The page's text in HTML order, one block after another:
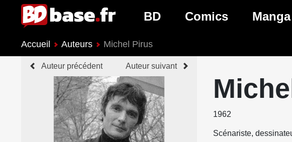
BD
Nouveautés BD
Prochaines sorties BD
Genres BD
Comics
Genres Comics
Manga
Genres
Accueil Auteurs Michel Pirus
Auteur précédent Auteur suivant
1962
Scénariste,